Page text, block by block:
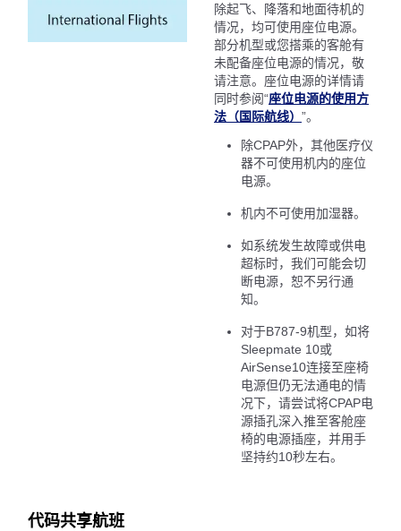
除起飞、降落和地面待机的
情况，均可使用座位电源。
部分机型或您搭乘的客舱有
未配备座位电源的情况，敬
请注意。座位电源的详情请
同时参阅“座位电源的使用方
法（国际航线） ”。
除CPAP外，其他医疗仪
器不可使用机内的座位
电源。
机内不可使用加湿器。
如系统发生故障或供电
超标时，我们可能会切
断电源，恕不另行通
知。
对于B787-9机型，如将
Sleepmate 10或
AirSense10连接至座椅
电源但仍无法通电的情
况下，请尝试将CPAP电
源插孔深入推至客舱座
椅的电源插座，并用手
坚持约10秒左右。
代码共享航班